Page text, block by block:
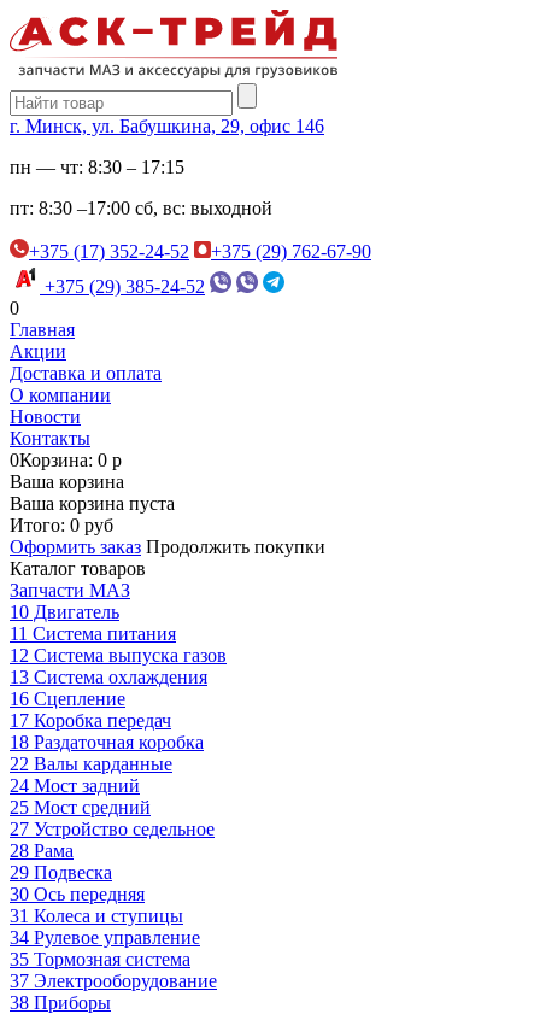
г. Минск, ул. Бабушкина, 29, офис 146
пн — чт: 8:30 – 17:15
пт: 8:30 –17:00 сб, вс: выходной
+375 (17) 352-24-52
+375 (29) 762-67-90
+375 (29) 385-24-52
0
Главная
Акции
Доставка и оплата
О компании
Новости
Контакты
0Корзина: 0 р
Ваша корзина
Ваша корзина пуста
Итого: 0 руб
Оформить заказ Продолжить покупки
Каталог товаров
Запчасти МАЗ
10 Двигатель
11 Система питания
12 Система выпуска газов
13 Система охлаждения
16 Сцепление
17 Коробка передач
18 Раздаточная коробка
22 Валы карданные
24 Мост задний
25 Мост средний
27 Устройство седельное
28 Рама
29 Подвеска
30 Ось передняя
31 Колеса и ступицы
34 Рулевое управление
35 Тормозная система
37 Электрооборудование
38 Приборы